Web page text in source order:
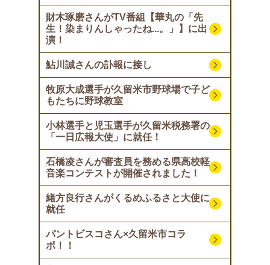
財木琢磨さんがTV番組【華丸の「先
生！染まりんしゃったね...。」】に出
演！
鮎川誠さんの訃報に接し
牧原大成選手が久留米市野球場で子ど
もたちに野球教室
小林選手と児玉選手が久留米税務署の
「一日広報大使」に就任！
石橋凌さんが審査員を務める県高校軽
音楽コンテストが開催されました！
緒方良行さんがくるめふるさと大使に
就任
パントビスコさん×久留米市コラ
ボ！！